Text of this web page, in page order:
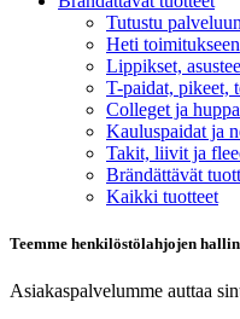
Tutustu palveluun
Heti toimitukseen
Lippikset,
T-paidat, pikeet,
Colleget ja
Kauluspaidat ja
Takit, liivit ja
Brändättävät
Kaikki tuotteet
Teemme henkilöstölahjojen
Asiakaspalvelumme auttaa